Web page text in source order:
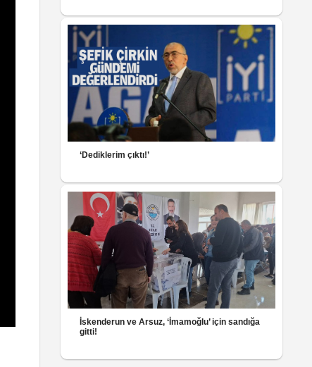
‘Dediklerim çıktı!’
İskenderun ve Arsuz, ‘İmamoğlu’ için sandığa
gitti!